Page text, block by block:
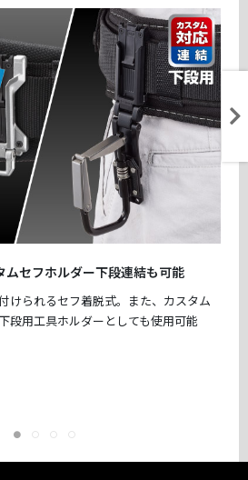
ムセフホルダー下段連結も可能
けられるセフ着脱式。また、カスタム
段用工具ホルダーとしても使用可能